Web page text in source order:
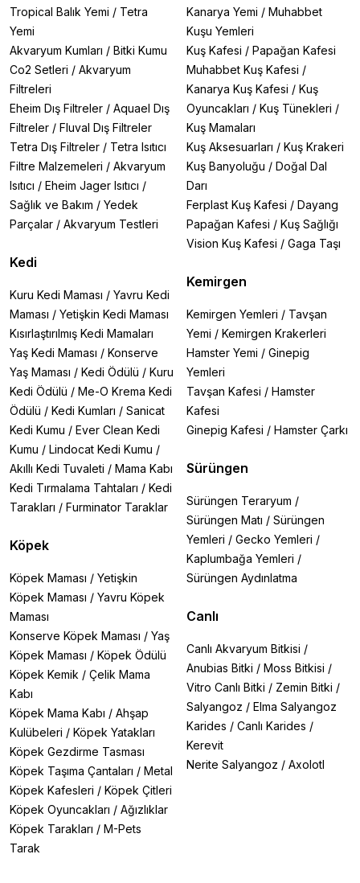
Tropical Balık Yemi / Tetra
Yemi
Akvaryum Kumları / Bitki Kumu
Co2 Setleri / Akvaryum
Filtreleri
Eheim Dış Filtreler / Aquael Dış
Filtreler / Fluval Dış Filtreler
Tetra Dış Filtreler / Tetra Isıtıcı
Filtre Malzemeleri / Akvaryum
Isıtıcı / Eheim Jager Isıtıcı /
Sağlık ve Bakım / Yedek
Parçalar / Akvaryum Testleri
Kedi
Kuru Kedi Maması / Yavru Kedi
Maması / Yetişkin Kedi Maması
Kısırlaştırılmış Kedi Mamaları
Yaş Kedi Maması / Konserve
Yaş Maması / Kedi Ödülü / Kuru
Kedi Ödülü / Me-O Krema Kedi
Ödülü / Kedi Kumları / Sanicat
Kedi Kumu / Ever Clean Kedi
Kumu / Lindocat Kedi Kumu /
Akıllı Kedi Tuvaleti / Mama Kabı
Kedi Tırmalama Tahtaları / Kedi
Tarakları / Furminator Taraklar
Köpek
Köpek Maması / Yetişkin
Köpek Maması / Yavru Köpek
Maması
Konserve Köpek Maması / Yaş
Köpek Maması / Köpek Ödülü
Köpek Kemik / Çelik Mama
Kabı
Köpek Mama Kabı / Ahşap
Kulübeleri / Köpek Yatakları
Köpek Gezdirme Tasması
Köpek Taşıma Çantaları / Metal
Köpek Kafesleri / Köpek Çitleri
Köpek Oyuncakları / Ağızlıklar
Köpek Tarakları / M-Pets
Tarak
Kanarya Yemi / Muhabbet
Kuşu Yemleri
Kuş Kafesi / Papağan Kafesi
Muhabbet Kuş Kafesi /
Kanarya Kuş Kafesi / Kuş
Oyuncakları / Kuş Tünekleri /
Kuş Mamaları
Kuş Aksesuarları / Kuş Krakeri
Kuş Banyoluğu / Doğal Dal
Darı
Ferplast Kuş Kafesi / Dayang
Papağan Kafesi / Kuş Sağlığı
Vision Kuş Kafesi / Gaga Taşı
Kemirgen
Kemirgen Yemleri / Tavşan
Yemi / Kemirgen Krakerleri
Hamster Yemi / Ginepig
Yemleri
Tavşan Kafesi / Hamster
Kafesi
Ginepig Kafesi / Hamster Çarkı
Sürüngen
Sürüngen Teraryum /
Sürüngen Matı / Sürüngen
Yemleri / Gecko Yemleri /
Kaplumbağa Yemleri /
Sürüngen Aydınlatma
Canlı
Canlı Akvaryum Bitkisi /
Anubias Bitki / Moss Bitkisi /
Vitro Canlı Bitki / Zemin Bitki /
Salyangoz / Elma Salyangoz
Karides / Canlı Karides /
Kerevit
Nerite Salyangoz / Axolotl